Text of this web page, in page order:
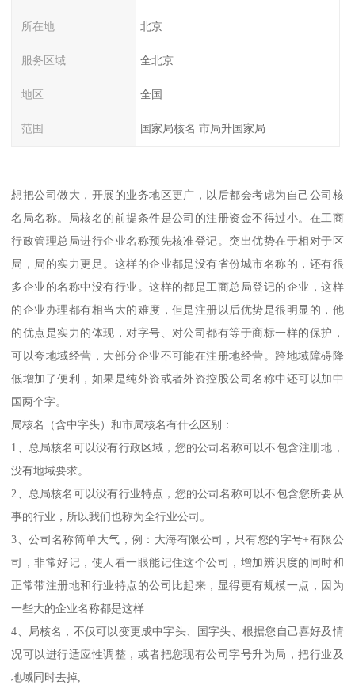
所在地 北京
服务区域 全北京
地区 全国
范围 国家局核名 市局升国家局
想把公司做大，开展的业务地区更广，以后都会考虑为自己公司核
名局名称。局核名的前提条件是公司的注册资金不得过小。在工商
行政管理总局进行企业名称预先核准登记。突出优势在于相对于区
局，局的实力更足。这样的企业都是没有省份城市名称的，还有很
多企业的名称中没有行业。这样的都是工商总局登记的企业，这样
的企业办理都有相当大的难度，但是注册以后优势是很明显的，他
的优点是实力的体现，对字号、对公司都有等于商标一样的保护，
可以夸地域经营，大部分企业不可能在注册地经营。跨地域障碍降
低增加了便利，如果是纯外资或者外资控股公司名称中还可以加中
国两个字。
局核名（含中字头）和市局核名有什么区别：
1、总局核名可以没有行政区域，您的公司名称可以不包含注册地，
没有地域要求。
2、总局核名可以没有行业特点，您的公司名称可以不包含您所要从
事的行业，所以我们也称为全行业公司。
3、公司名称简单大气，例：大海有限公司，只有您的字号+有限公
司，非常好记，使人看一眼能记住这个公司，增加辨识度的同时和
正常带注册地和行业特点的公司比起来，显得更有规模一点，因为
一些大的企业名称都是这样
4、局核名，不仅可以变更成中字头、国字头、根据您自己喜好及情
况可以进行适应性调整，或者把您现有公司字号升为局，把行业及
地域同时去掉,